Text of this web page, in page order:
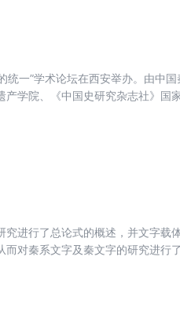
统一”学术论坛在西安举办。由中
产学院、《中国史研究杂志社》国
进行了总论式的概述，并文字载
而对秦系文字及秦文字的研究进行